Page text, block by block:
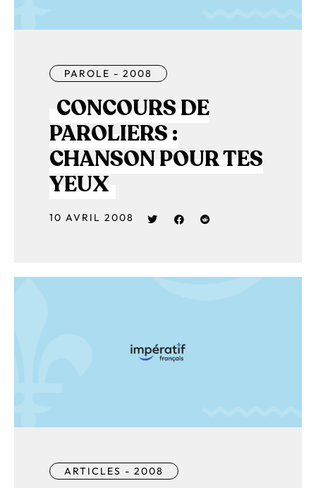
PAROLE - 2008
CONCOURS DE
PAROLIERS :
CHANSON POUR TES
YEUX
10 AVRIL 2008
ARTICLES - 2008